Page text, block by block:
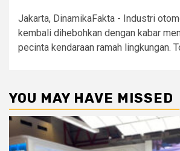
Jakarta, DinamikaFakta - Industri
kembali dihebohkan dengan kabar
pecinta kendaraan ramah lingkungan.
YOU MAY HAVE MISSED